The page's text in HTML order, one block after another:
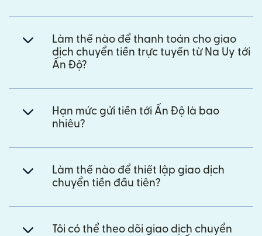
Làm thế nào để thanh toán cho giao
dịch chuyển tiền trực tuyến từ Na Uy tới
Ấn Độ?
Hạn mức gửi tiền tới Ấn Độ là bao
nhiêu?
Làm thế nào để thiết lập giao dịch
chuyển tiền đầu tiên?
Tôi có thể theo dõi giao dịch chuyển